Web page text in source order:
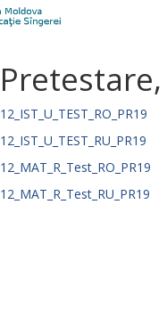
12_IST_U_TEST_RO_PR19
12_IST_U_TEST_RU_PR19
12_MAT_R_Test_RO_PR19
12_MAT_R_Test_RU_PR19